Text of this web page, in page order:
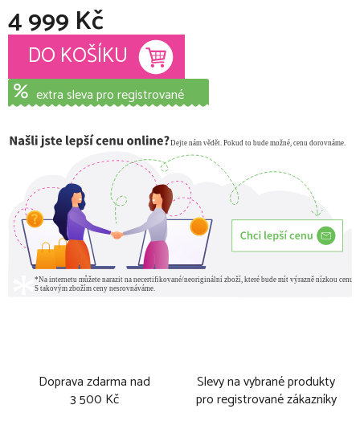
4 999 Kč
Měrná cena:
DO KOŠÍKU
extra sleva pro registrované
Doprava zdarma nad
3 500 Kč
Slevy na vybrané produkty
pro registrované zákazníky